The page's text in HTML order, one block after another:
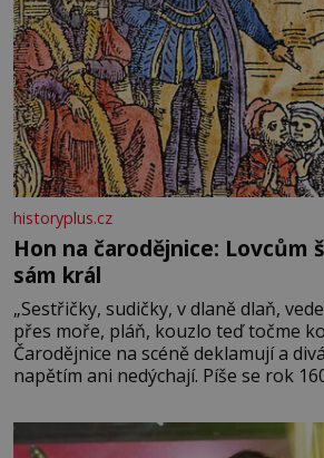
historyplus.cz
Hon na čarodějnice: Lovcům
sám král
„Sestřičky, sudičky, v dlaně dlaň,
přes moře, pláň, kouzlo teď točme
Čarodějnice na scéně deklamují a
napětím ani nedýchají. Píše se rok
Tragédii o Macbethovi. Napsal ji pro
v roce 1603 vystřídal